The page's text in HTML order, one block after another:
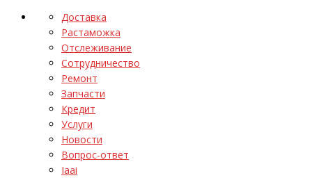
Доставка
Растаможка
Отслеживание
Сотрудничество
Ремонт
Запчасти
Кредит
Услуги
Новости
Вопрос-ответ
Iaai